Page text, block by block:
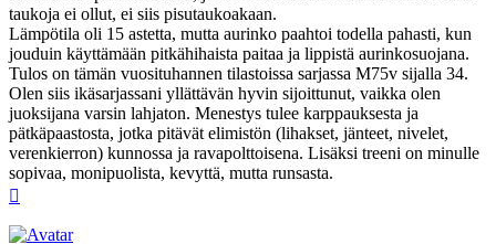
taukoja ei ollut, ei siis pisutaukoakaan.
Lämpötila oli 15 astetta, mutta aurinko paahtoi todella pahasti, kun
jouduin käyttämään pitkähihaista paitaa ja lippistä aurinkosuojana.
Tulos on tämän vuosituhannen tilastoissa sarjassa M75v sijalla 34.
Olen siis ikäsarjassani yllättävän hyvin sijoittunut, vaikka olen
juoksijana varsin lahjaton. Menestys tulee karppauksesta ja
pätkäpaastosta, jotka pitävät elimistön (lihakset, jänteet, nivelet,
verenkierron) kunnossa ja ravapolttoisena. Lisäksi treeni on minulle
sopivaa, monipuolista, kevyttä, mutta runsasta.